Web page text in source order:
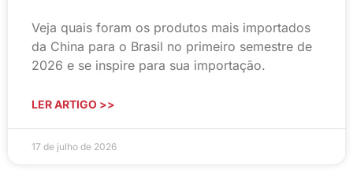
Veja quais foram os produtos mais importados
da China para o Brasil no primeiro semestre de
2026 e se inspire para sua importação.
LER ARTIGO >>
17 de julho de 2026